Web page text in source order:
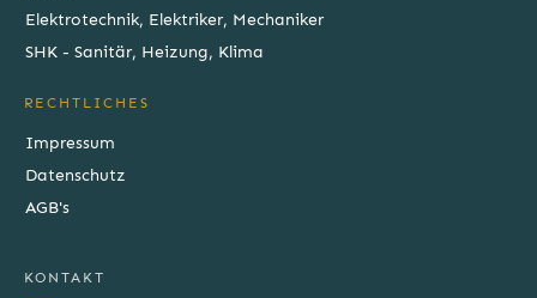
Elektrotechnik, Elektriker, Mechaniker
SHK - Sanitär, Heizung, Klima
RECHTLICHES
Impressum
Datenschutz
AGB's
KONTAKT